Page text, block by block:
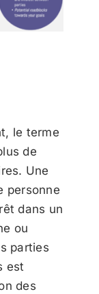
le terme
de
Une
personne
dans un
ou
parties
est
des